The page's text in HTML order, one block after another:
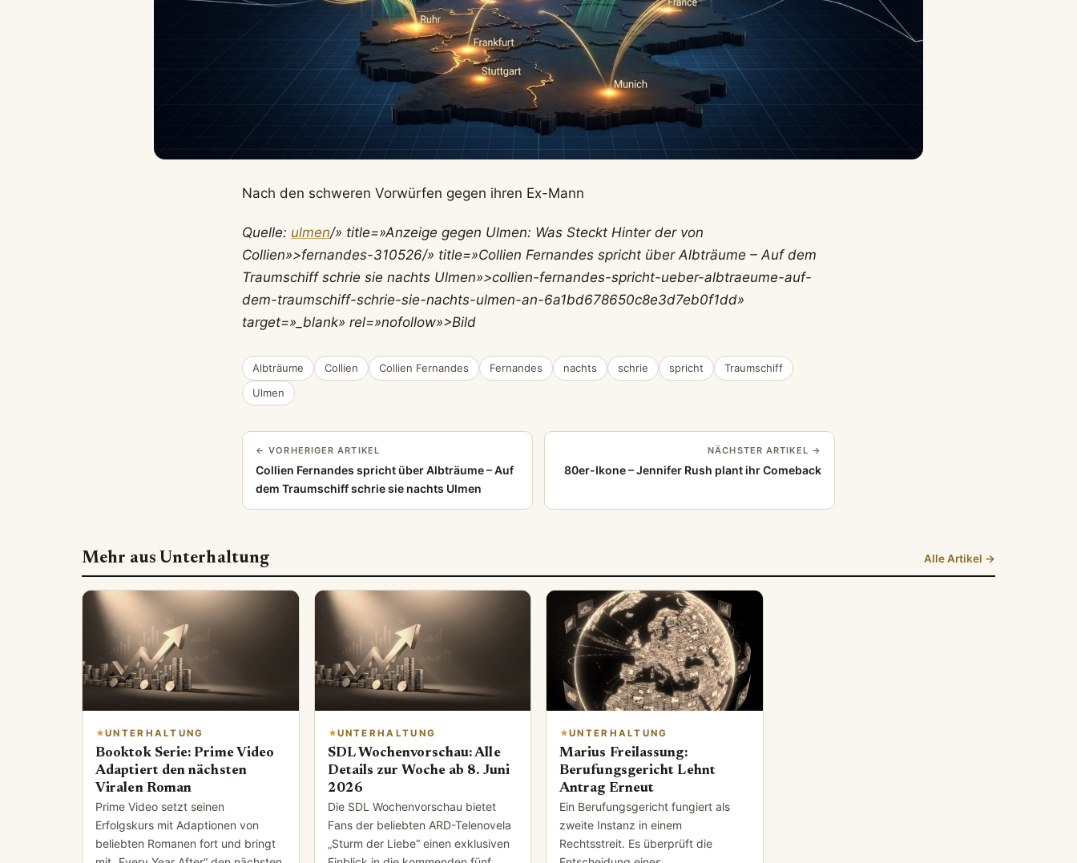
Nach den schweren Vorwürfen gegen ihren Ex-Mann
Quelle: ulmen/» title=»Anzeige gegen Ulmen: Was Steckt Hinter der von
Collien»>fernandes-310526/» title=»Collien Fernandes spricht über Albträume – Auf dem
Traumschiff schrie sie nachts Ulmen»>collien-fernandes-spricht-ueber-albtraeume-auf-
dem-traumschiff-schrie-sie-nachts-ulmen-an-6a1bd678650c8e3d7eb0f1dd»
target=»_blank» rel=»nofollow»>Bild
Albträume Collien Collien Fernandes Fernandes nachts schrie spricht
Traumschiff
Ulmen
← VORHERIGER ARTIKEL
Collien Fernandes spricht über Albträume – Auf
dem Traumschiff schrie sie nachts Ulmen
NÄCHSTER ARTIKEL →
80er-Ikone – Jennifer Rush plant ihr Comeback
Mehr aus Unterhaltung Alle Artikel →
UNTERHALTUNG
Booktok Serie: Prime Video
Adaptiert den nächsten
Viralen Roman
Prime Video setzt seinen
Erfolgskurs mit Adaptionen von
beliebten Romanen fort und bringt
UNTERHALTUNG
SDL Wochenvorschau: Alle
Details zur Woche ab 8. Juni
2026
Die SDL Wochenvorschau bietet
Fans der beliebten ARD-Telenovela
„Sturm der Liebe“ einen exklusiven
UNTERHALTUNG
Marius Freilassung:
Berufungsgericht Lehnt
Antrag Erneut
Ein Berufungsgericht fungiert als
zweite Instanz in einem
Rechtsstreit. Es überprüft die